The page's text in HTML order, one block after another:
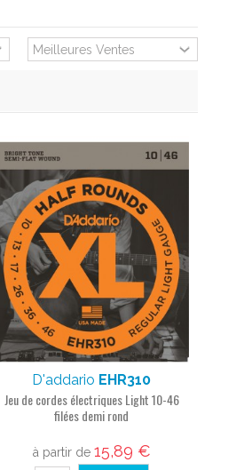
D'addario EHR310
Jeu de cordes électriques Light 10-46
filées demi rond
à partir de 15,89 €